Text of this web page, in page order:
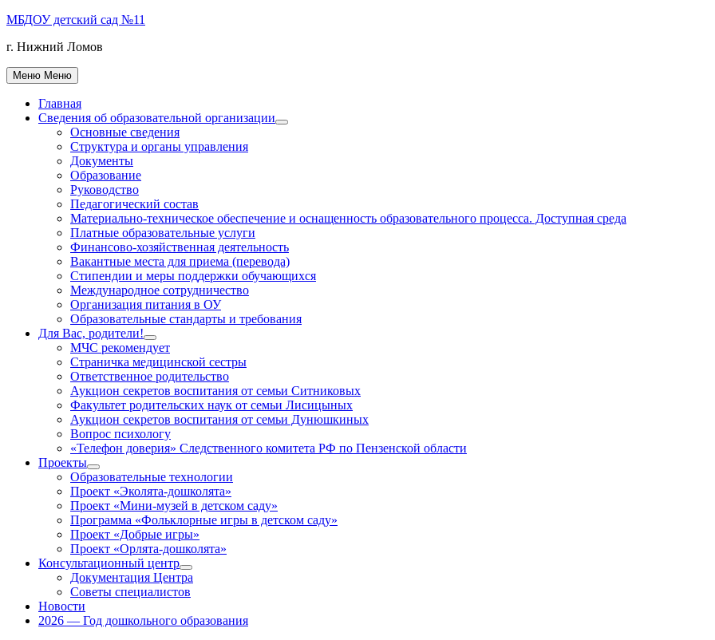
Перейти
содержимому
МБДОУ детский сад №11
г. Нижний Ломов
Меню Меню
Главная
Сведения об образовательной организации
Показать
Основные сведения
Структура и органы управления
Документы
Образование
Руководство
Педагогический состав
Материально-техническое обеспечение и оснащенность образовательного процесса. Доступная среда
Платные образовательные услуги
Финансово-хозяйственная деятельность
Вакантные места для приема (перевода)
Стипендии и меры поддержки обучающихся
Международное сотрудничество
Организация питания в ОУ
Образовательные стандарты и требования
Для Вас, родители!
Показать
подменю
МЧС рекомендует
Страничка медицинской сестры
Ответственное родительство
Аукцион секретов воспитания от семьи Ситниковых
Факультет родительских наук от семьи Лисицыных
Аукцион секретов воспитания от семьи Дунюшкиных
Вопрос психологу
«Телефон доверия» Следственного комитета РФ по Пензенской области
Проекты
Показать
подменю
Образовательные технологии
Проект «Эколята-дошколята»
Проект «Мини-музей в детском саду»
Программа «Фольклорные игры в детском саду»
Проект «Добрые игры»
Проект «Орлята-дошколята»
Консультационный центр
Показать
подменю
Документация Центра
Советы специалистов
Новости
2026 — Год дошкольного образования